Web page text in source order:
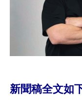
新聞稿全文如